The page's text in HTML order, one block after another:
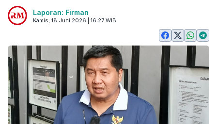
Laporan: Firman
Kamis, 18 Juni 2026 | 16:27 WIB